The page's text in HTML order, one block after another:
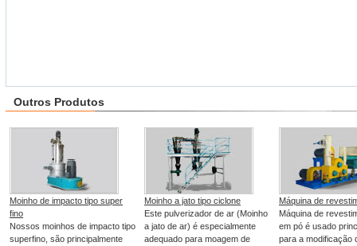
Outros Produtos
Moinho de impacto tipo super
fino
Nossos moinhos de impacto tipo
superfino, são principalmente
Moinho a jato tipo ciclone
Este pulverizador de ar (Moinho
a jato de ar) é especialmente
adequado para moagem de
Máquina de
Máquina de
em pó é usado
para a modificação